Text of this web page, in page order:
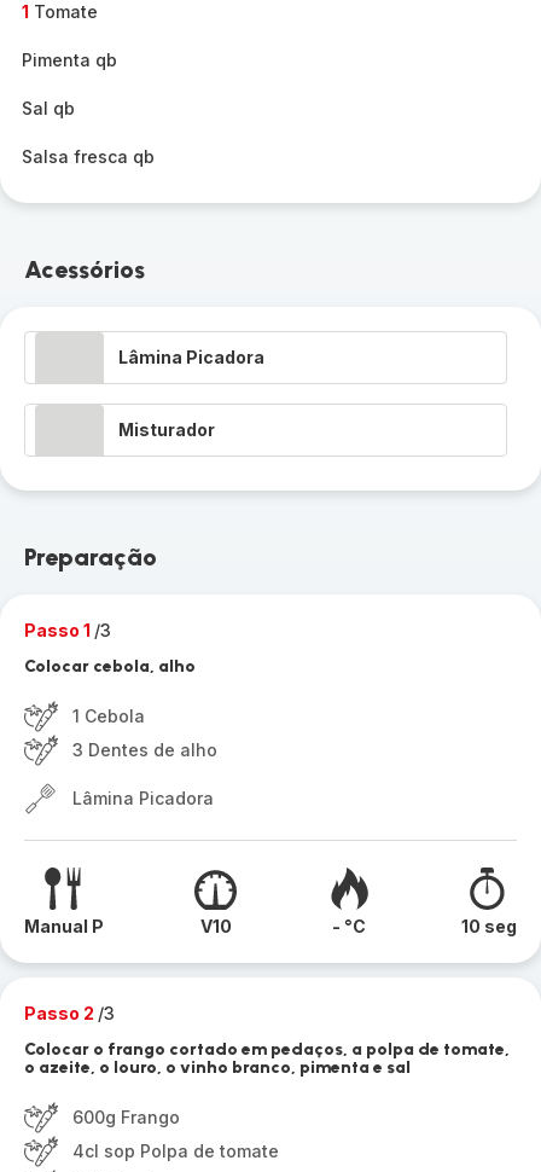
1 Tomate
Pimenta qb
Sal qb
Salsa fresca qb
Acessórios
Lâmina Picadora
Misturador
Preparação
Passo 1 /3
Colocar cebola, alho
1 Cebola
3 Dentes de alho
Lâmina Picadora
Manual P V10 - °C 10 seg
Passo 2 /3
Colocar o frango cortado em pedaços, a polpa de tomate,
o azeite, o louro, o vinho branco, pimenta e sal
600g Frango
4cl sop Polpa de tomate